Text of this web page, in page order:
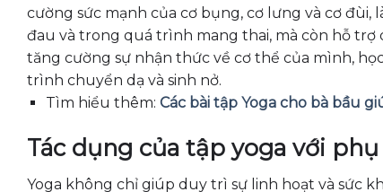
cường sức mạnh của cơ bụng, cơ lưng và cơ
đau và trong quá trình mang thai, mà còn hỗ
tăng cường sự nhận thức về cơ thể của mình,
trình chuyển dạ và sinh nở.
Tìm hiểu thêm: Các bài tập Yoga cho bà bầu
Tác dụng của tập yoga với
Yoga không chỉ giúp duy trì sự linh hoạt và sức